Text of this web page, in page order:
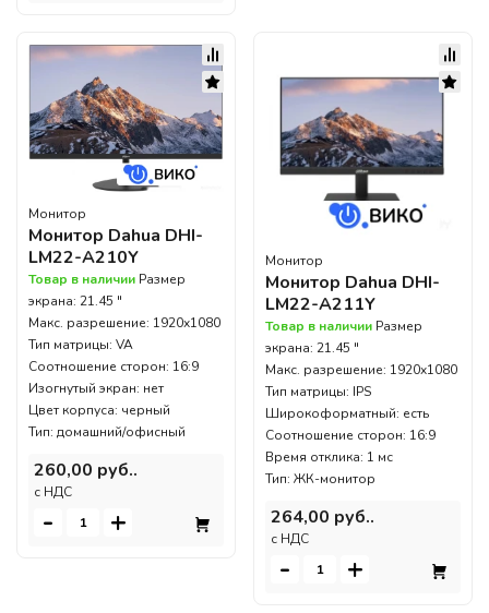
Монитор
Монитор Dahua DHI-
LM22-A210Y
Товар в наличии Размер
экрана: 21.45 "
Макс. разрешение: 1920x1080
Тип матрицы: VA
Соотношение сторон: 16:9
Изогнутый экран: нет
Цвет корпуса: черный
Тип: домашний/офисный
260,00 руб..
c НДС
- +
Монитор
Монитор Dahua DHI-
LM22-A211Y
Товар в наличии Размер
экрана: 21.45 "
Макс. разрешение: 1920x1080
Тип матрицы: IPS
Широкоформатный: есть
Соотношение сторон: 16:9
Время отклика: 1 мс
Тип: ЖК-монитор
264,00 руб..
c НДС
- +